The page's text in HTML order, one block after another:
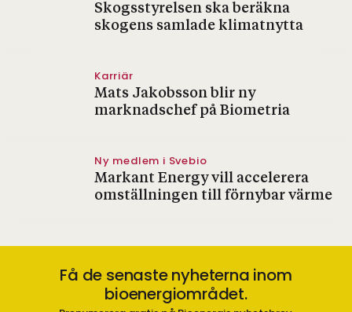
Skogsstyrelsen ska beräkna
skogens samlade klimatnytta
Karriär
Mats Jakobsson blir ny
marknadschef på Biometria
Ny medlem i Svebio
Markant Energy vill accelerera
omställningen till förnybar värme
Få de senaste nyheterna inom
bioenergiområdet.